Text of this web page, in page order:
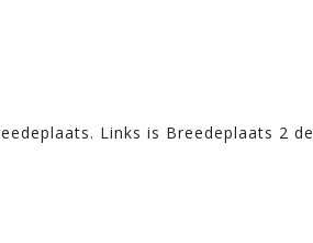
Links is Breedeplaats 2